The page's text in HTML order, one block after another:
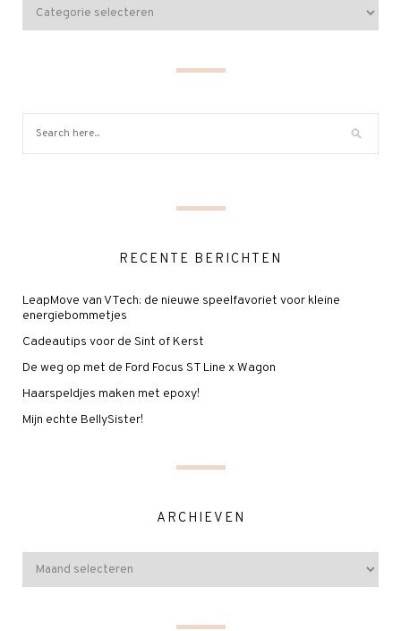
RECENTE BERICHTEN
LeapMove van VTech: de nieuwe speelfavoriet voor kleine
energiebommetjes
Cadeautips voor de Sint of Kerst
De weg op met de Ford Focus ST Line x Wagon
Haarspeldjes maken met epoxy!
Mijn echte BellySister!
ARCHIEVEN